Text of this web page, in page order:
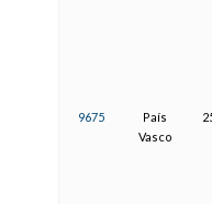
9675
País
Vasco